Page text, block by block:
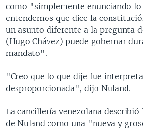
como "simplemente enunciando lo
entendemos que dice la
un asunto diferente a la pregunta
(Hugo Chávez) puede gobernar
mandato".
"Creo que lo que dije fue
desproporcionada", dijo Nuland.
La cancillería venezolana describió
de Nuland como una "nueva y